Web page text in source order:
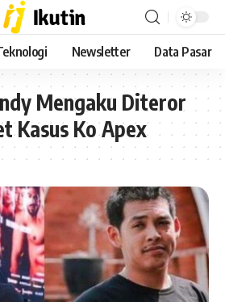
Newsletter Data Pasar
Mengaku Diteror
Kasus Ko Apex